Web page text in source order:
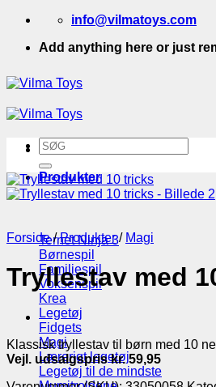
Fortsæt
indhold
info@vilmatoys.com
Add anything here or just
Produkter
Ternet Ninja 3
Børnespil
Familiespil
Voksenspil
Krea
Legetøj
Fidgets
Magi
Lærerigt legetøj
Legetøj til de mindste
Søg
efter:
Forside / Produkter / Magi
Tryllestav med
Klassisk tryllestav til børn med 10
Vejl. udsalgspris kr. 59,95